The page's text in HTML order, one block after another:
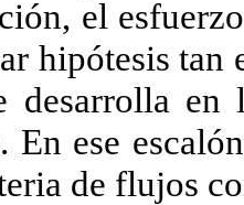
el
hipótesis tan
desarrolla
En ese
de flujos